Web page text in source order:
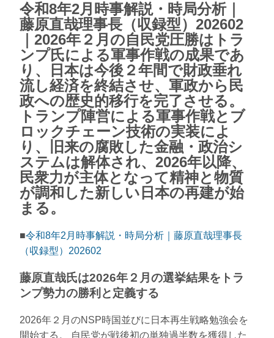
令和8年2月時事解説・時局分析｜
藤原直哉理事長（収録型）202602
｜2026年２月の自民党圧勝はトラ
ンプ氏による軍事作戦の成果であ
り、日本は今後２年間で財政垂れ
流し経済を終結させ、軍政から民
政への歴史的移行を完了させる。
トランプ陣営による軍事作戦とブ
ロックチェーン技術の実装によ
り、旧来の腐敗した金融・政治シ
ステムは解体され、2026年以降、
民衆力が主体となって精神と物質
が調和した新しい日本の再建が始
まる。
■令和8年2月時事解説・時局分析｜藤原直哉理事長
（収録型）202602
藤原直哉氏は2026年２月の選挙結果をトラ
ンプ勢力の勝利と定義する
2026年２月のNSP時国並びに日本再生戦略勉強会を
開始する。 自民党が戦後初の単独過半数を獲得した